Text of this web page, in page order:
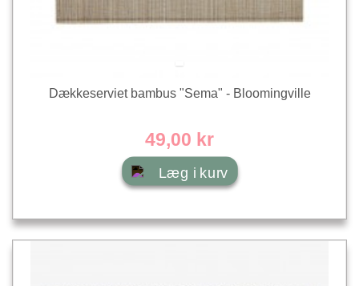
Dækkeserviet bambus "Sema" - Bloomingville
49,00 kr
Læg i kurv